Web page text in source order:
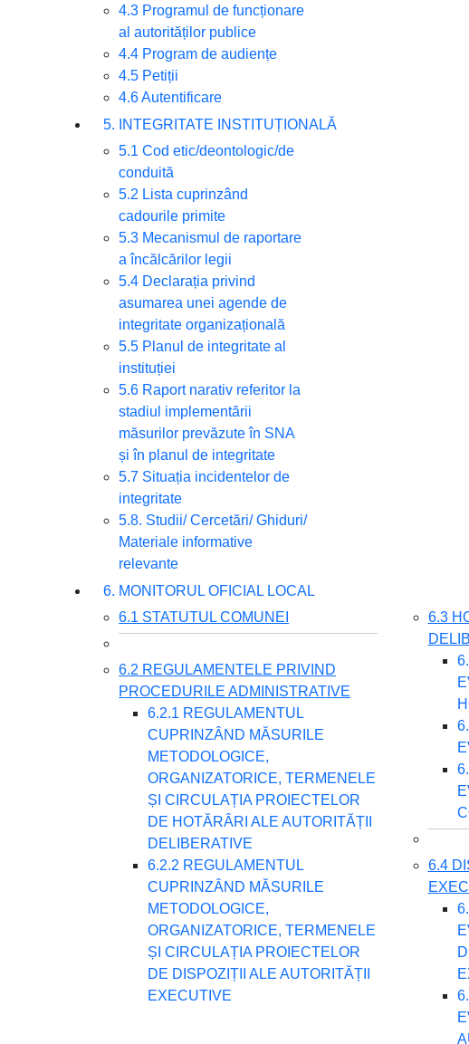
4.3 Programul de funcționare
al autorităților publice
4.4 Program de audiențe
4.5 Petiții
4.6 Autentificare
5. INTEGRITATE INSTITUȚIONALĂ
5.1 Cod etic/deontologic/de
conduită
5.2 Lista cuprinzând
cadourile primite
5.3 Mecanismul de raportare
a încălcărilor legii
5.4 Declarația privind
asumarea unei agende de
integritate organizațională
5.5 Planul de integritate al
instituției
5.6 Raport narativ referitor la
stadiul implementării
măsurilor prevăzute în SNA
și în planul de integritate
5.7 Situația incidentelor de
integritate
5.8. Studii/ Cercetări/ Ghiduri/
Materiale informative
relevante
6. MONITORUL OFICIAL LOCAL
6.1 STATUTUL COMUNEI
6.2 REGULAMENTELE PRIVIND
PROCEDURILE ADMINISTRATIVE
6.2.1 REGULAMENTUL
CUPRINZÂND MĂSURILE
METODOLOGICE,
ORGANIZATORICE, TERMENELE
ȘI CIRCULAȚIA PROIECTELOR
DE HOTĂRÂRI ALE AUTORITĂȚII
DELIBERATIVE
6.2.2 REGULAMENTUL
CUPRINZÂND MĂSURILE
METODOLOGICE,
ORGANIZATORICE, TERMENELE
ȘI CIRCULAȚIA PROIECTELOR
DE DISPOZIȚII ALE AUTORITĂȚII
EXECUTIVE
6.3
6.4